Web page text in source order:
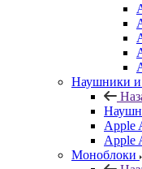
Наушники и
Apple
Apple
Моноблоки